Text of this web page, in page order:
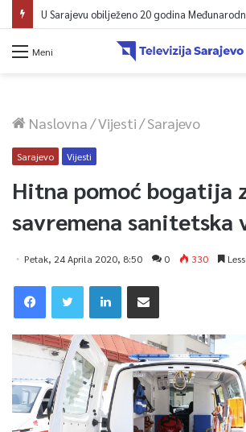
Meni
Naslovna/Vijesti/Sarajevo
Sarajevo Vijesti
Hitna pomoć bogatija
savremena sanitetska
Petak, 24 Aprila 2020, 8:50 0 330